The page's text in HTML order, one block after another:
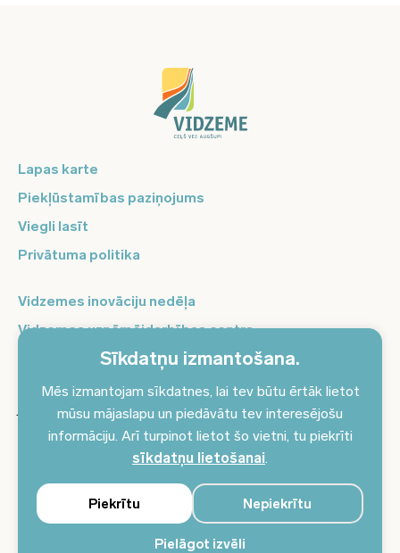
Sīkdatņu izmantošana.
Mēs izmantojam sīkdatnes, lai tev būtu ērtāk lietot
mūsu mājaslapu un piedāvātu tev interesējošu
informāciju. Arī turpinot lietot šo vietni, tu piekrīti
sīkdatņu lietošanai.
Pielāgot izvēli
Nepiekrītu
Piekrītu
Lapas karte
Piekļūstamības paziņojums
Viegli lasīt
Privātuma politika
Vidzemes inovāciju nedēļa
Vidzemes uzņēmējdarbības centrs
Balso Vidzeme
Pierakstieties jaunumiem un saņemiet aktuālākos
jaunumus savā e-pastā!
Pieteikties jaunumiem